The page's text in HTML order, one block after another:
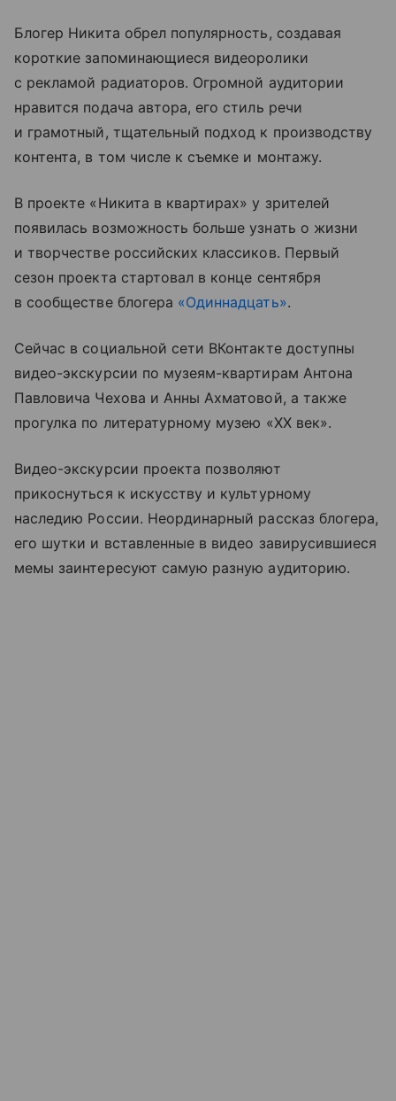
Блогер Никита обрел популярность, создавая
короткие запоминающиеся видеоролики
с рекламой радиаторов. Огромной аудитории
нравится подача автора, его стиль речи
и грамотный, тщательный подход к производству
контента, в том числе к съемке и монтажу.
В проекте «Никита в квартирах» у зрителей
появилась возможность больше узнать о жизни
и творчестве российских классиков. Первый
сезон проекта стартовал в конце сентября
в сообществе блогера «Одиннадцать».
Сейчас в социальной сети ВКонтакте доступны
видео-экскурсии по музеям-квартирам Антона
Павловича Чехова и Анны Ахматовой, а также
прогулка по литературному музею «XX век».
Видео-экскурсии проекта позволяют
прикоснуться к искусству и культурному
наследию России. Неординарный рассказ блогера,
его шутки и вставленные в видео завирусившиеся
мемы заинтересуют самую разную аудиторию.